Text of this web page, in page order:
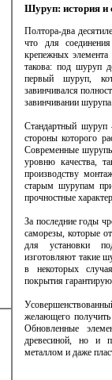
Шуруп: история и
Полтора-два
что для
крепежных
такова: под шуруп
первый шуруп,
завинчивался
завинчивании
Стандартный
стороны которого
Современные
уровню качества,
производству
старым шурупам
прочностные
За последние годы
саморезы, которые
для установки
изготовляют такие
в некоторых
покрытия
желающего
Обновленные
древесиной, но и
металлом и даже